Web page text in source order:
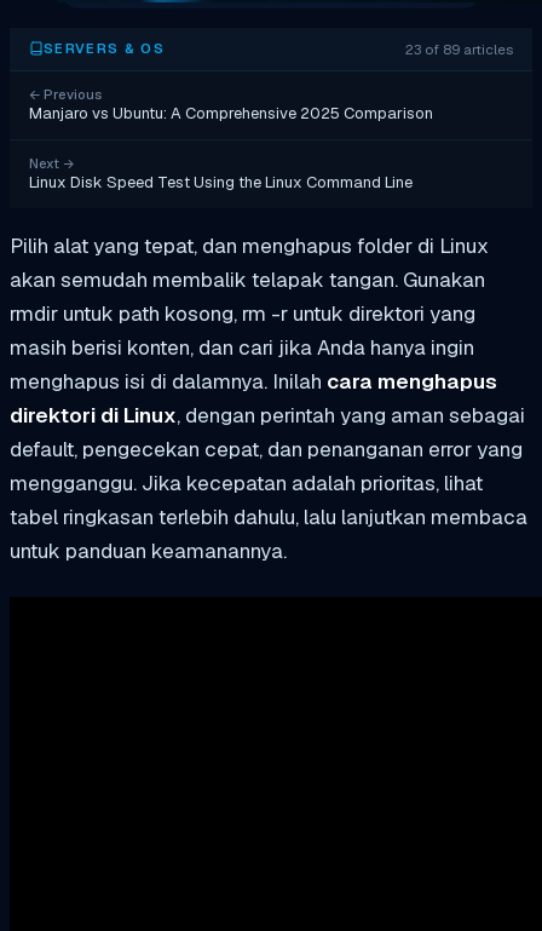
SERVERS & OS 23 of 89 articles
← Previous
Manjaro vs Ubuntu: A Comprehensive 2025 Comparison
Next →
Linux Disk Speed Test Using the Linux Command Line
Pilih alat yang tepat, dan menghapus folder di Linux
akan semudah membalik telapak tangan. Gunakan
rmdir untuk path kosong, rm -r untuk direktori yang
masih berisi konten, dan cari jika Anda hanya ingin
menghapus isi di dalamnya. Inilah cara menghapus
direktori di Linux, dengan perintah yang aman sebagai
default, pengecekan cepat, dan penanganan error yang
mengganggu. Jika kecepatan adalah prioritas, lihat
tabel ringkasan terlebih dahulu, lalu lanjutkan membaca
untuk panduan keamanannya.